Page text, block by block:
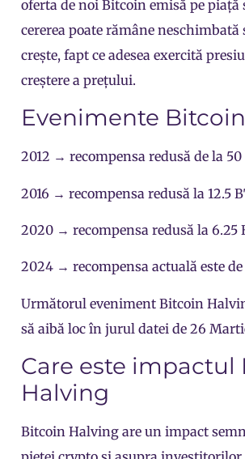
oferta de noi Bitcoin emisă pe piață
cererea poate rămâne neschimbată
crește, fapt ce adesea exercită
creștere a prețului.
Evenimente
2012 → recompensa redusă de la 50
2016 → recompensa redusă la 12.5
2020 → recompensa redusă la 6.25
2024 → recompensa actuală este de
Următorul eveniment Bitcoin
să aibă loc în jurul datei de 26
Care este impactul
Halving
Bitcoin Halving are un impact